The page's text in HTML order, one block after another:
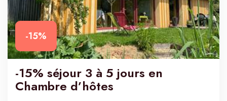
-15%
-15% séjour 3 à 5 jours en
Chambre d’hôtes